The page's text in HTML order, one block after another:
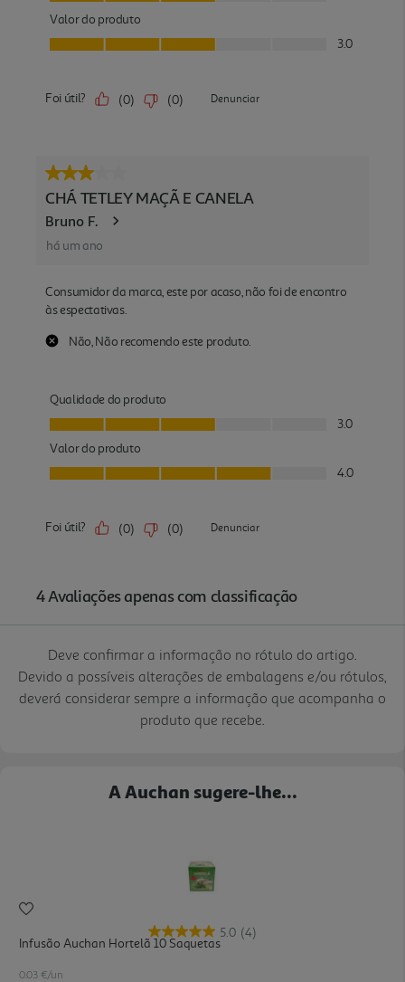
Deve confirmar a informação no rótulo do artigo.
Devido a possíveis alterações de embalagens e/ou rótulos,
deverá considerar sempre a informação que acompanha o
produto que recebe.
A Auchan sugere-lhe...
5.0 (4)
Infusão Auchan Hortelã 10 Saquetas
0.03 €/un